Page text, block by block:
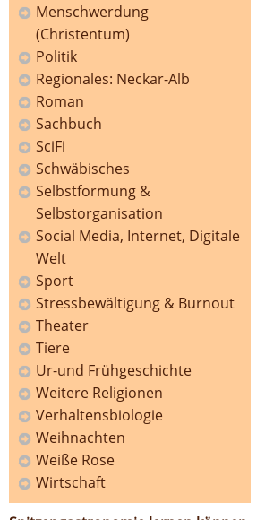
Menschwerdung
(Christentum)
Politik
Regionales: Neckar-Alb
Roman
Sachbuch
SciFi
Schwäbisches
Selbstformung &
Selbstorganisation
Social Media, Internet, Digitale
Welt
Sport
Stressbewältigung & Burnout
Theater
Tiere
Ur-und Frühgeschichte
Weitere Religionen
Verhaltensbiologie
Weihnachten
Weiße Rose
Wirtschaft